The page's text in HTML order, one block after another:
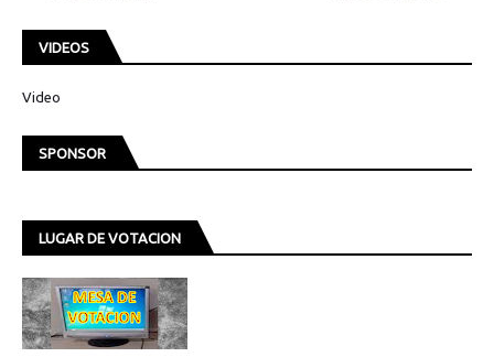
VIDEOS
Video
SPONSOR
LUGAR DE VOTACION